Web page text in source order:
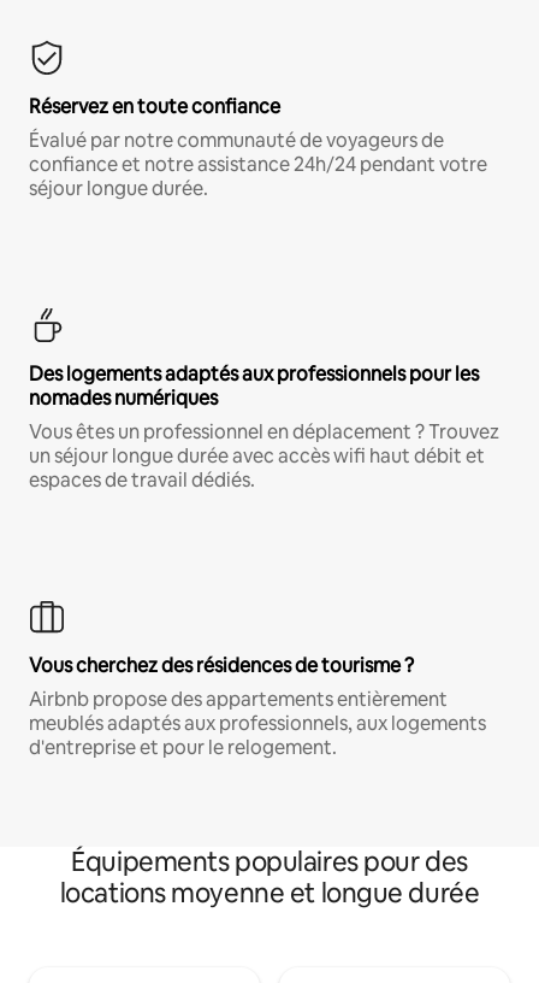
Réservez en toute confiance
Évalué par notre communauté de voyageurs de
confiance et notre assistance 24h/24 pendant votre
séjour longue durée.
Des logements adaptés aux professionnels pour les
nomades numériques
Vous êtes un professionnel en déplacement ? Trouvez
un séjour longue durée avec accès wifi haut débit et
espaces de travail dédiés.
Vous cherchez des résidences de tourisme ?
Airbnb propose des appartements entièrement
meublés adaptés aux professionnels, aux logements
d'entreprise et pour le relogement.
Équipements populaires pour des
locations moyenne et longue durée